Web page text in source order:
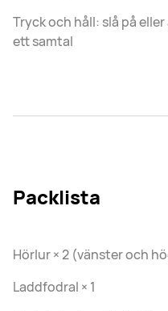
Tryck och håll: slå på
ett samtal
Packlista
Hörlur × 2 (vänster och
Laddfodral × 1